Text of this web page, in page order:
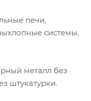
печи,
системы,
металл без
штукатурки.